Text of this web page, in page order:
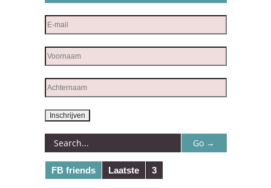
FB friends Laatste 3